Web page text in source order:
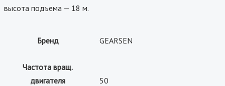
высота подъема — 18 м.
Бренд GEARSEN
Частота вращ.
двигателя
50